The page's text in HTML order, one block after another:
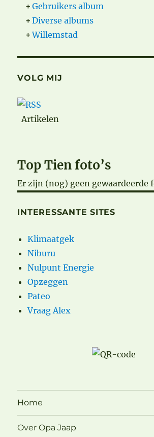
+ Gebruikers album
+ Diverse albums
+ Willemstad
VOLG MIJ
Artikelen
Top Tien foto’s
Er zijn (nog) geen gewaardeerde
INTERESSANTE SITES
Klimaatgek
Niburu
Nulpunt Energie
Opzeggen
Pateo
Vraag Alex
Home
Over Opa Jaap